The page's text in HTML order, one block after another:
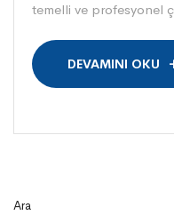
temelli ve profesyonel
DEVAMINI OKU
Ara